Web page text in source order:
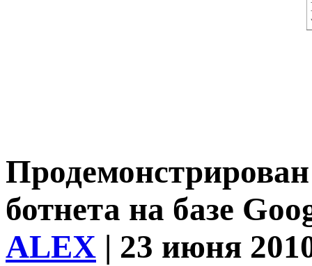
ботнета на базе
ALEX | 23 июня